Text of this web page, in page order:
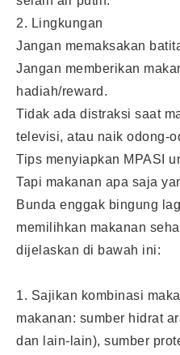
2. Lingkungan
Jangan memaksakan
Jangan memberikan
hadiah/reward.
Tidak ada distraksi saat
televisi, atau naik odong-
Tips menyiapkan MPASI
Tapi makanan apa saja
Bunda enggak bingung
memilihkan makanan
dijelaskan di bawah ini:
1. Sajikan kombinasi
makanan: sumber hidrat
dan lain-lain), sumber